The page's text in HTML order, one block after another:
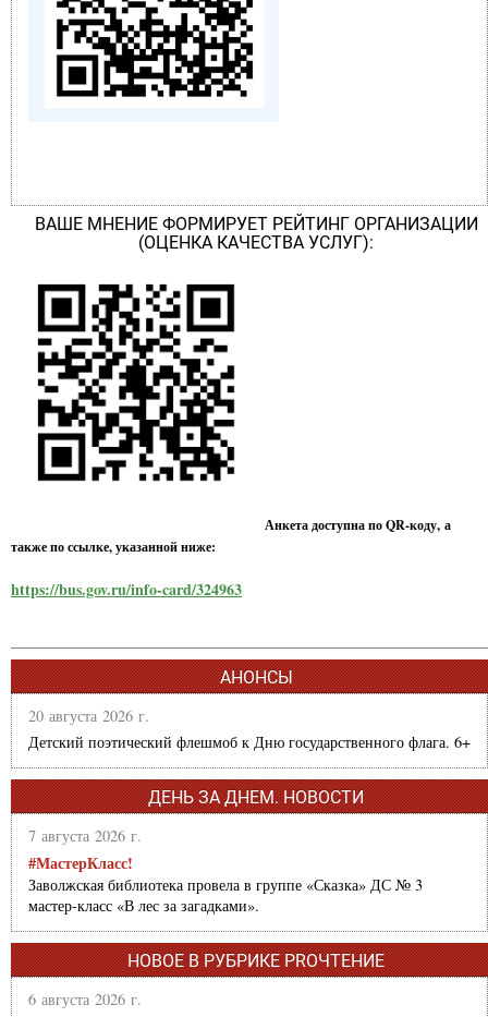
ВАШЕ МНЕНИЕ ФОРМИРУЕТ РЕЙТИНГ ОРГАНИЗАЦИИ
(ОЦЕНКА КАЧЕСТВА УСЛУГ):
Анкета доступна по QR-коду, а
также по ссылке, указанной ниже:
https://bus.gov.ru/info-card/324963
АНОНСЫ
20 августа 2026 г.
Детский поэтический флешмоб к Дню государственного флага. 6+
ДЕНЬ ЗА ДНЕМ. НОВОСТИ
7 августа 2026 г.
#МастерКласс!
Заволжская библиотека провела в группе «Сказка» ДС № 3
мастер-класс «В лес за загадками».
НОВОЕ В РУБРИКЕ PROЧТЕНИЕ
6 августа 2026 г.